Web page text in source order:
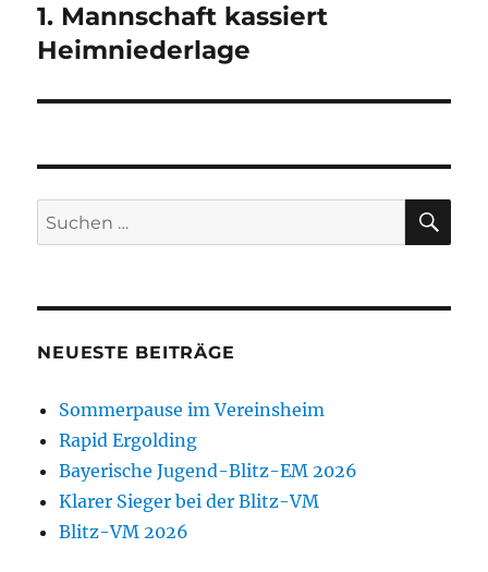
Nächster
Beitrag:
1. Mannschaft kassiert
Heimniederlage
Suchen
nach:
NEUESTE BEITRÄGE
Sommerpause im Vereinsheim
Rapid Ergolding
Bayerische Jugend-Blitz-EM 2026
Klarer Sieger bei der Blitz-VM
Blitz-VM 2026